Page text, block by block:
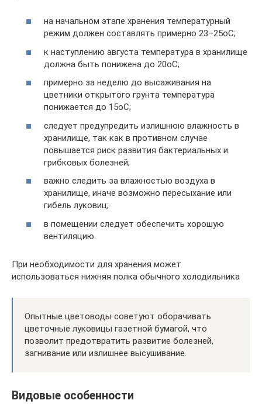
на начальном этапе хранения температурный
режим должен составлять примерно 23–25оС;
к наступлению августа температура в хранилище
должна быть понижена до 20оС;
примерно за неделю до высаживания на
цветники открытого грунта температура
понижается до 15оС;
следует предупредить излишнюю влажность в
хранилище, так как в противном случае
повышается риск развития бактериальных и
грибковых болезней;
важно следить за влажностью воздуха в
хранилище, иначе возможно пересыхание или
гибель луковиц;
в помещении следует обеспечить хорошую
вентиляцию.
При необходимости для хранения может
использоваться нижняя полка обычного холодильника
Опытные цветоводы советуют оборачивать
цветочные луковицы газетной бумагой, что
позволит предотвратить развитие болезней,
загнивание или излишнее высушивание.
Видовые особенности